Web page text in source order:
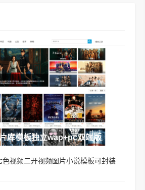
库模板独立wap+pc双端版
视频二开视频图片小说模板可封装